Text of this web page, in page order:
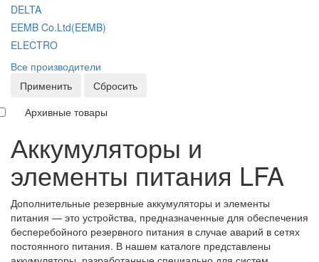
DELTA
EEMB Co.Ltd(EEMB)
ELECTRO
Все производители
Применить
Сбросить
Архивные товары
Аккумуляторы и
элементы питания LFA
Дополнительные резервные аккумуляторы и элементы
питания — это устройства, предназначенные для обеспечения
бесперебойного резервного питания в случае аварий в сетях
постоянного питания. В нашем каталоге представлены